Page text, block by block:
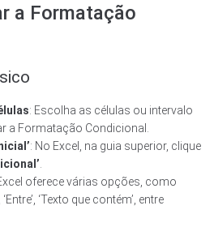
a Formatação
: Escolha as células ou intervalo
a Formatação Condicional.
: No Excel, na guia superior, clique
oferece várias opções, como
‘Entre’, ‘Texto que contém’, entre